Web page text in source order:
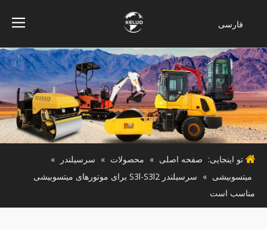
فارسی
indonesia
Türk dili
ไทย
Italiano
Deutsch
Português
Español
Pусский
Français
تو اینجایی: صفحه اصلی » محصولات » سرسیلندر
»
میتسوبیشی »
سرسیلندر S3l-S3l2 برای موتورهای میتسوبیشی
مناسب است